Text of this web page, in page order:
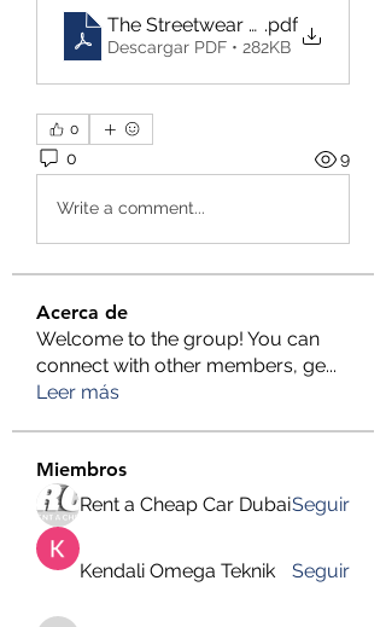
The Streetwear Brand
.pdf
Descargar PDF • 282KB
0
0 9
Write a comment...
Acerca de
Welcome to the group! You can
connect with other members, ge...
Leer más
Miembros
Rent a Cheap Car DubaiSeguir
Kendali Omega Teknik Seguir